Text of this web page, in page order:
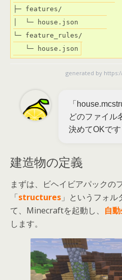
├─ features/
│  └─ house.json
└─ feature_rules/
   └─ house.json
generated by
「
どのファイル
決めてOKです
建造物の定義
まずは、ビヘイビアパックの
「structures 」というフォ
て、Minecraftを起動し、 自
します。